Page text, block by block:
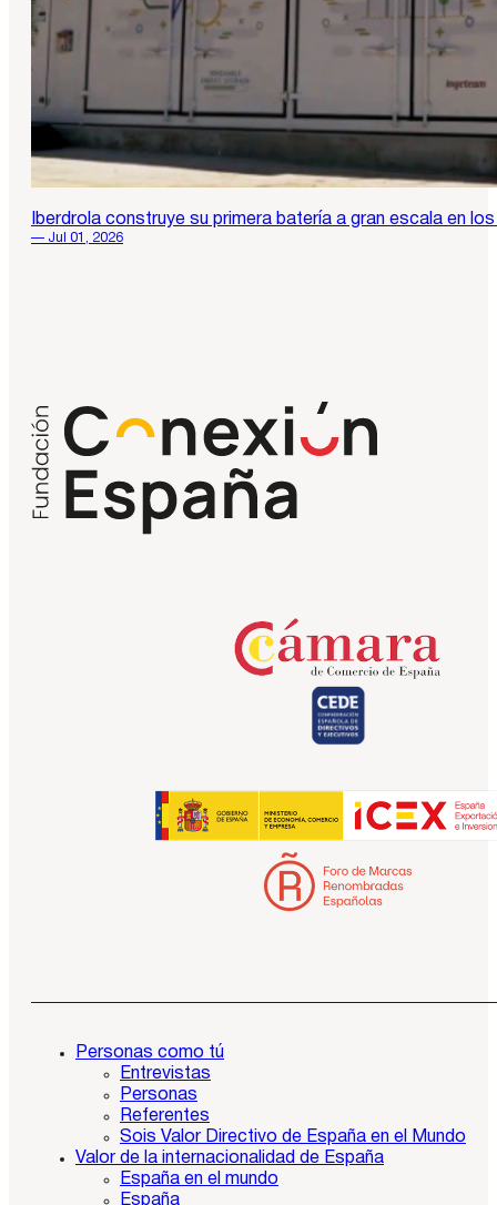
Iberdrola construye su primera batería a gran escala en
— Jul 01, 2026
Personas como tú
Entrevistas
Personas
Referentes
Sois Valor Directivo de España en el Mundo
Valor de la internacionalidad de España
España en el mundo
España